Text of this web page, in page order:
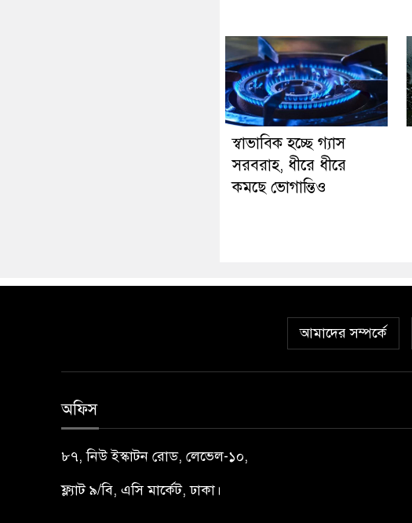
স্বাভাবিক হচ্ছে গ্যাস
সরবরাহ, ধীরে ধীরে
কমছে ভোগান্তিও
আমাদের সম্পর্কে
অফিস
৮৭, নিউ ইস্কাটন রোড, লেভেল-১০,
ফ্ল্যাট ৯/বি, এসি মার্কেট, ঢাকা।